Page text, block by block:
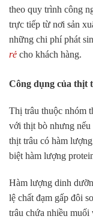
theo quy trình công
trực tiếp từ nơi sản
những chi phí phát
rẻ cho khách hàng.
Công dụng của thịt
Thị trâu thuộc nhóm
với thịt bò nhưng
thịt trâu có hàm
biệt hàm lượng
Hàm lượng dinh
lệ chất đạm gấp đôi
trâu chứa nhiều muối